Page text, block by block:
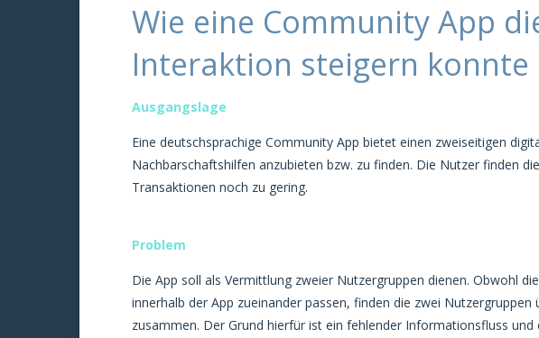
Wie eine Community App
Interaktion steigern konnte
Ausgangslage
Eine deutschsprachige Community App bietet einen zweiseitigen
Nachbarschaftshilfen anzubieten bzw. zu finden. Die Nutzer finden
Transaktionen noch zu gering.
Problem
Die App soll als Vermittlung zweier Nutzergruppen dienen. Obwohl
innerhalb der App zueinander passen, finden die zwei
zusammen. Der Grund hierfür ist ein fehlender Informationsfluss